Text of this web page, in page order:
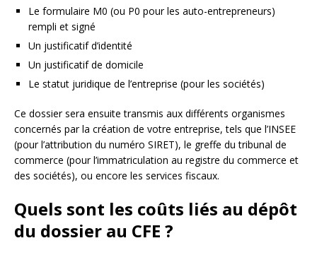
Le formulaire M0 (ou P0 pour les auto-entrepreneurs)
rempli et signé
Un justificatif d’identité
Un justificatif de domicile
Le statut juridique de l’entreprise (pour les sociétés)
Ce dossier sera ensuite transmis aux différents organismes
concernés par la création de votre entreprise, tels que l’INSEE
(pour l’attribution du numéro SIRET), le greffe du tribunal de
commerce (pour l’immatriculation au registre du commerce et
des sociétés), ou encore les services fiscaux.
Quels sont les coûts liés au dépôt
du dossier au CFE ?